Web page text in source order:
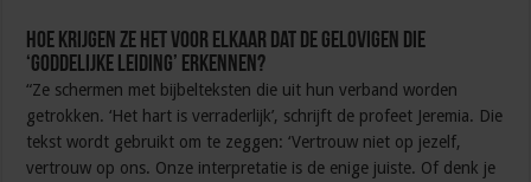
Hoe krijgen ze het voor elkaar dat de gelovigen die
‘goddelijke leiding’ erkennen?
“Ze schermen met bijbelteksten die uit hun verband worden
getrokken. ‘Het hart is verraderlijk’, schrijft de profeet Jeremia. Die
tekst wordt gebruikt om te zeggen: ‘Vertrouw niet op jezelf,
vertrouw op ons. Onze interpretatie is de enige juiste. Of denk je